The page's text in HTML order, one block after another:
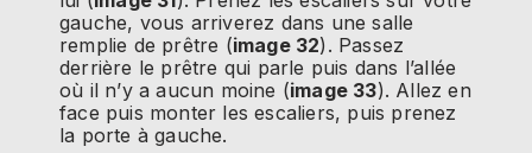
gauche, vous arriverez dans une salle
remplie de prêtre (image 32). Passez
derrière le prêtre qui parle puis dans l’allée
où il n’y a aucun moine (image 33). Allez en
face puis monter les escaliers, puis prenez
la porte à gauche.